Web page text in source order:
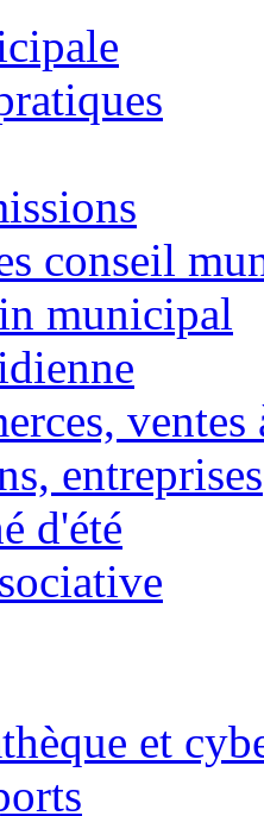
conseil
municipal
ventes
entreprises
d'été
et